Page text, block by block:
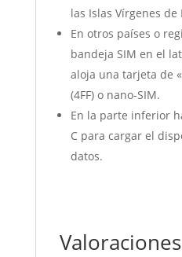
las Islas Vírgenes de
En otros países o
bandeja SIM en el
aloja una tarjeta de
(4FF) o nano-SIM.
En la parte inferior
C para cargar el
datos.
Valoraciones